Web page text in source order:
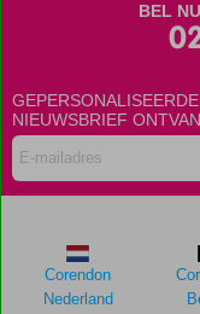
BEL
GEPERSONALISEERDE
NIEUWSBRIEF
Corendon
Nederland